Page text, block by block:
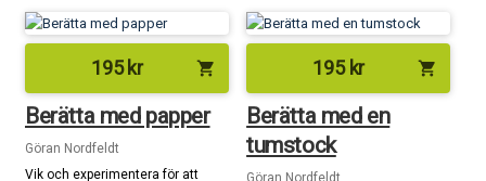
195kr shopping_cart
Berätta med papper
Göran Nordfeldt
Vik och experimentera för att
195kr shopping_cart
Berätta med en
tumstock
Göran Nordfeldt